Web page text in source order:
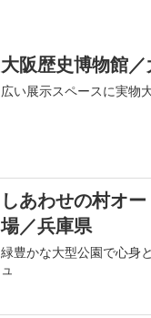
大阪歴史博物館
広い展示スペースに実物
しあわせの村オ
場／兵庫県
緑豊かな大型公園で心身
ュ